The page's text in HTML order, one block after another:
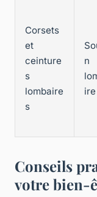
Corsets
et
ceinture
s
lombaire
s
n
ire
Conseils
votre bien-